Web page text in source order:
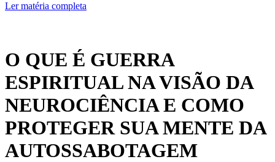
Ler matéria completa
O QUE É GUERRA
ESPIRITUAL NA VISÃO DA
NEUROCIÊNCIA E COMO
PROTEGER SUA MENTE DA
AUTOSSABOTAGEM